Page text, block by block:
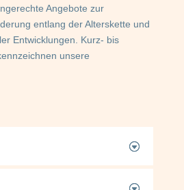
Angebote zur
entlang der Alterskette und
Entwicklungen. Kurz- bis
unsere